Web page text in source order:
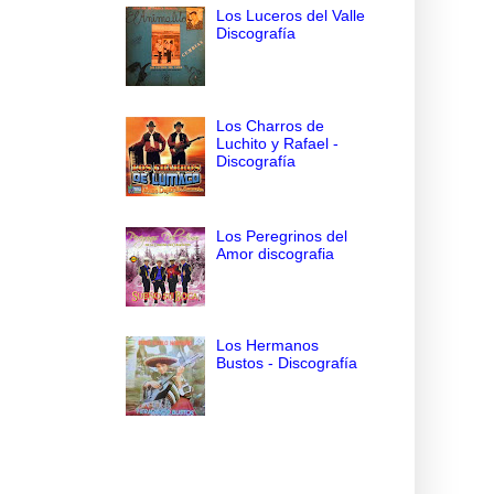
Los Luceros del Valle
Discografía
Los Charros de
Luchito y Rafael -
Discografía
Los Peregrinos del
Amor discografia
Los Hermanos
Bustos - Discografía